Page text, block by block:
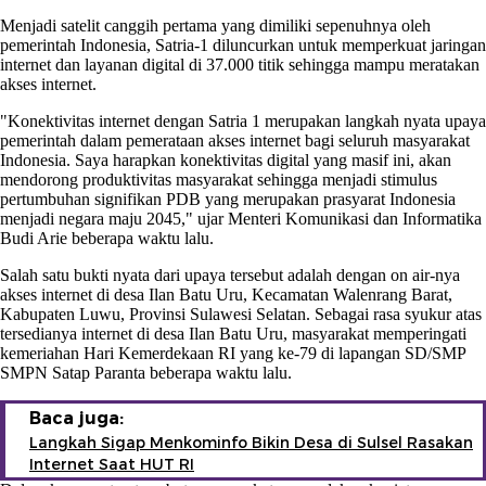
Menjadi satelit canggih pertama yang dimiliki sepenuhnya oleh
pemerintah Indonesia, Satria-1 diluncurkan untuk memperkuat jaringan
internet dan layanan digital di 37.000 titik sehingga mampu meratakan
akses internet.
"Konektivitas internet dengan Satria 1 merupakan langkah nyata upaya
pemerintah dalam pemerataan akses internet bagi seluruh masyarakat
Indonesia. Saya harapkan konektivitas digital yang masif ini, akan
mendorong produktivitas masyarakat sehingga menjadi stimulus
pertumbuhan signifikan PDB yang merupakan prasyarat Indonesia
menjadi negara maju 2045," ujar Menteri Komunikasi dan Informatika
Budi Arie beberapa waktu lalu.
Salah satu bukti nyata dari upaya tersebut adalah dengan on air-nya
akses internet di desa Ilan Batu Uru, Kecamatan Walenrang Barat,
Kabupaten Luwu, Provinsi Sulawesi Selatan. Sebagai rasa syukur atas
tersedianya internet di desa Ilan Batu Uru, masyarakat memperingati
kemeriahan Hari Kemerdekaan RI yang ke-79 di lapangan SD/SMP
SMPN Satap Paranta beberapa waktu lalu.
Baca juga:
Langkah Sigap Menkominfo Bikin Desa di Sulsel Rasakan
Internet Saat HUT RI